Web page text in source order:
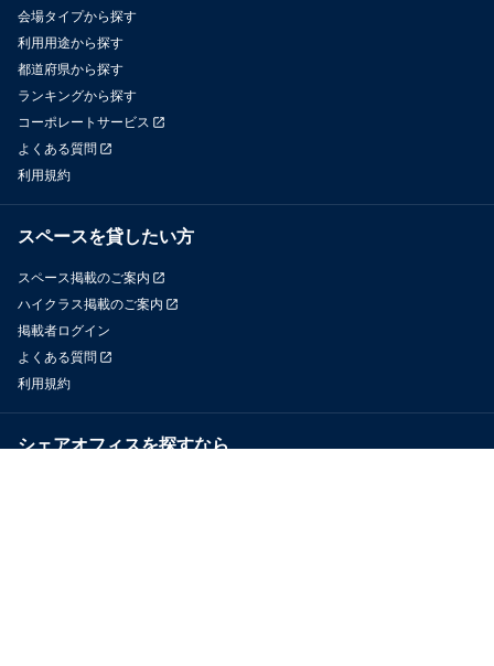
会場タイプから探す
利用用途から探す
都道府県から探す
ランキングから探す
コーポレートサービス
よくある質問
利用規約
スペースを貸したい方
スペース掲載のご案内
ハイクラス掲載のご案内
掲載者ログイン
よくある質問
利用規約
シェアオフィスを探すなら